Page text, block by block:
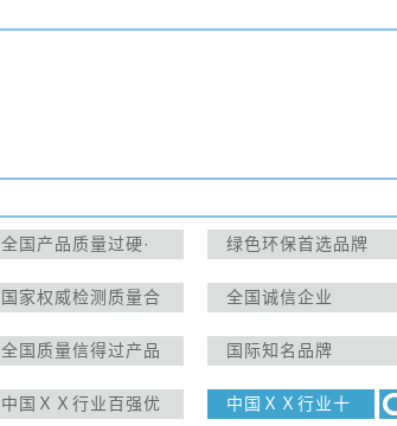
全国产品质量过硬·
绿色环保首选品牌
国家权威检测质量合
全国诚信企业
全国质量信得过产品 国际知名品牌
中国ＸＸ行业百强优
中国ＸＸ行业十